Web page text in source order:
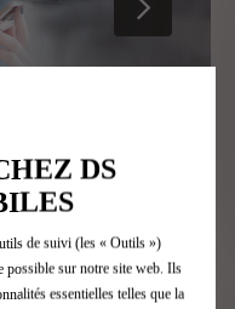
stock de véhicules
SUIVANT
DS
de suivi (les « Outils »)
possible sur notre site web. Ils
essentielles telles que la